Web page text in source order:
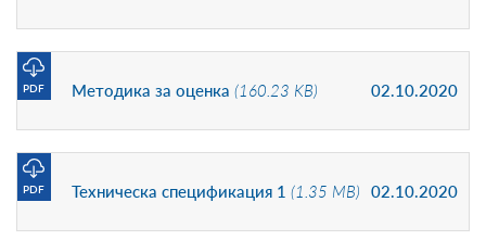
Методика за оценка (160.23 KB) 02.10.2020
PDF
Техническа спецификация 1 (1.35 MB) 02.10.2020
PDF